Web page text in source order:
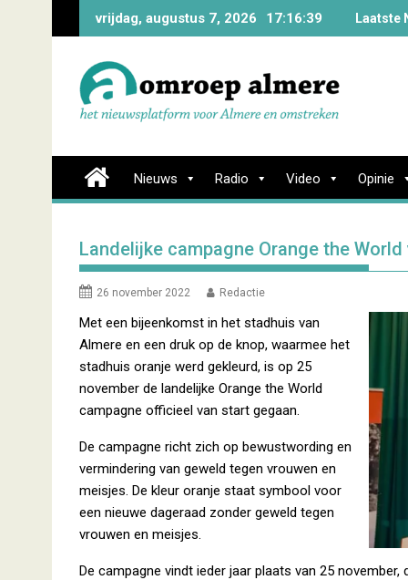
vrijdag, augustus 7, 2026 17:16:39 Laatste
Nieuws Radio Video Opinie
Landelijke campagne Orange the
26 november 2022 Redactie
Met een bijeenkomst in het stadhuis van
Almere en een druk op de knop, waarmee het
stadhuis oranje werd gekleurd, is op 25
november de landelijke Orange the World
campagne officieel van start gegaan.
De campagne richt zich op bewustwording en
vermindering van geweld tegen vrouwen en
meisjes. De kleur oranje staat symbool voor
een nieuwe dageraad zonder geweld tegen
vrouwen en meisjes.
De campagne vindt ieder jaar plaats van 25